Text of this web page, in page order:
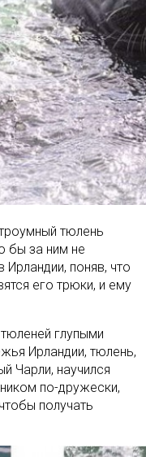
тюлень
бы за ним не
поняв, что
его трюки, и ему
глупыми
Ирландии, тюлень,
Чарли, научился
по-дружески,
получать